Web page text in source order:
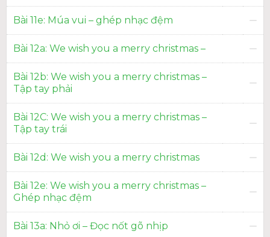
Bài 11e: Múa vui – ghép nhạc đệm
Bài 12a: We wish you a merry christmas –
Bài 12b: We wish you a merry christmas –
Tập tay phải
Bài 12C: We wish you a merry christmas –
Tập tay trái
Bài 12d: We wish you a merry christmas
Bài 12e: We wish you a merry christmas –
Ghép nhạc đệm
Bài 13a: Nhỏ ơi – Đọc nốt gõ nhịp